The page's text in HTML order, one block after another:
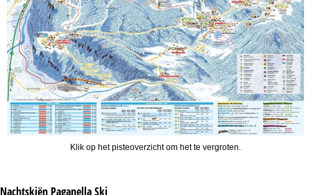
Klik op het pisteoverzicht om het te vergroten.
Nachtskiën Paganella Ski